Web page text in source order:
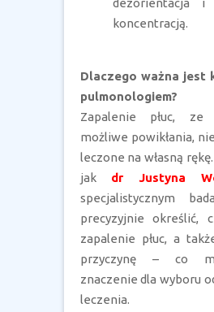
dezorientacja
koncentracją.
Dlaczego ważna jest
pulmonologiem?
Zapalenie płuc, ze
możliwe powikłania,
leczone na własną rękę.
jak dr Justyna
specjalistycznym
precyzyjnie określić,
zapalenie płuc, a
przyczynę – co
znaczenie dla wyboru
leczenia.